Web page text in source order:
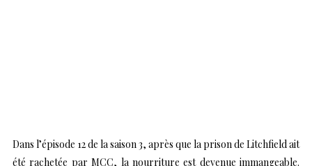
Dans l’épisode 12 de la saison 3, après que la prison de Litchfield ait
été rachetée par MCC, la nourriture est devenue immangeable.